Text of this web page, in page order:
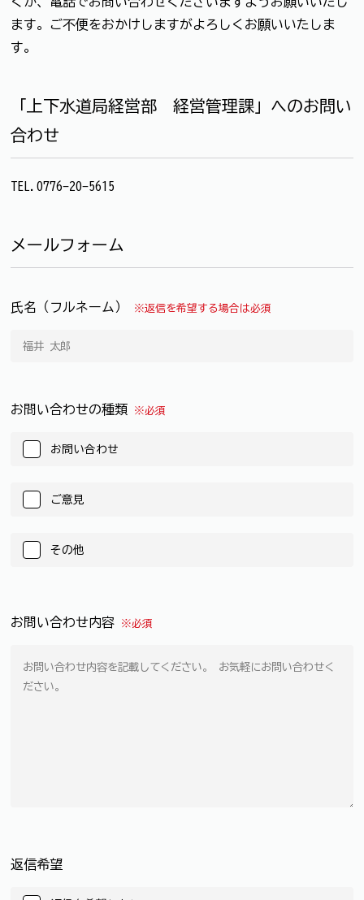
ます。ご不便をおかけしますがよろしくお願いいたしま
す。
「上下水道局経営部 経営管理課」へのお問い
合わせ
TEL.0776-20-5615
メールフォーム
氏名（フルネーム） ※返信を希望する場合は必須
お問い合わせの種類 ※必須
お問い合わせ
ご意見
その他
お問い合わせ内容 ※必須
返信希望